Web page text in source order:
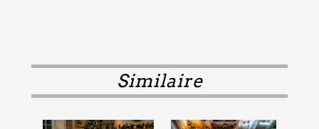
Similaire